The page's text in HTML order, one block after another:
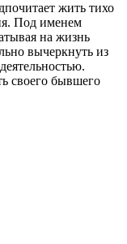
жить тихо
Под именем
на жизнь
вычеркнуть из
своего бывшего